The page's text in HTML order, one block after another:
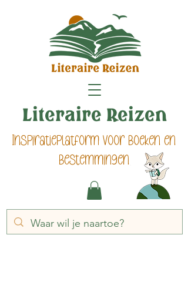
Inspiratieplatform voor boeken en
bestemmingen
Literaire Reizen